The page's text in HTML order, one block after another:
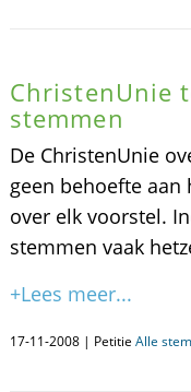
ChristenUnie
stemmen
De ChristenUnie
geen behoefte
over elk voorstel.
stemmen vaak
+Lees meer...
17-11-2008 | Petitie Alle